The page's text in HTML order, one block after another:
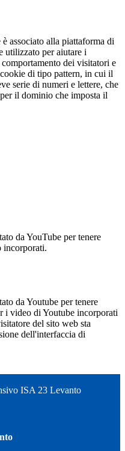
associato alla piattaforma di
utilizzato per aiutare i
dei visitatori e
di tipo pattern, in cui il
serie di numeri e lettere, che
il dominio che imposta il
da YouTube per tenere
incorporati.
da Youtube per tenere
i video di Youtube incorporati
del sito web sta
dell'interfaccia di
ISA 23 Levanto